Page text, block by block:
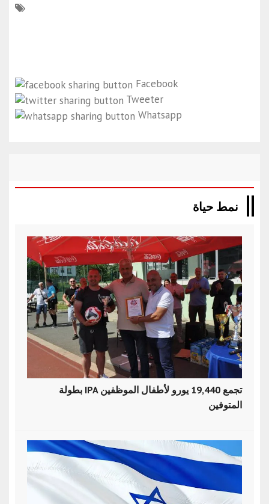
Facebook
Tweeter
Whatsapp
نمط حياة
بطولة IPA تجمع 19,440 يورو لأطفال الموظفين
المتوفين